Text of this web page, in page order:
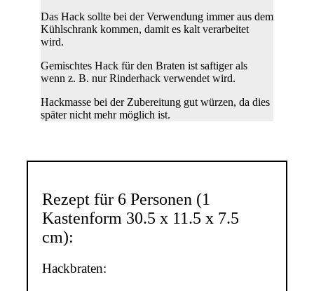
Das Hack sollte bei der Verwendung immer aus dem
Kühlschrank kommen, damit es kalt verarbeitet
wird.
Gemischtes Hack für den Braten ist saftiger als
wenn z. B. nur Rinderhack verwendet wird.
Hackmasse bei der Zubereitung gut würzen, da dies
später nicht mehr möglich ist.
Rezept für 6 Personen (1
Kastenform 30.5 x 11.5 x 7.5
cm):
Hackbraten: